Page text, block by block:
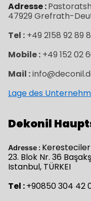
Adresse :
47929 Grefrath-
Tel : +49 2158 92 89
Mobile : +49 152 02
Mail :
Lage des
Dekonil
Adresse : Keresteciler
23. Blok Nr. 36
Istanbul, TÜRKEI
Tel :+90850 304 42